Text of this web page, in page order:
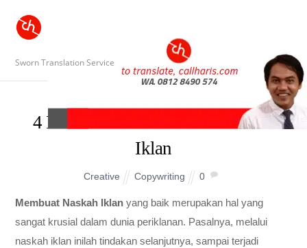
Sworn Translation Service
4 Rumus Dasar Membuat Naskah
Iklan
Creative Copywriting 0
Membuat Naskah Iklan yang baik merupakan hal yang
sangat krusial dalam dunia periklanan. Pasalnya, melalui
naskah iklan inilah tindakan selanjutnya, sampai terjadi